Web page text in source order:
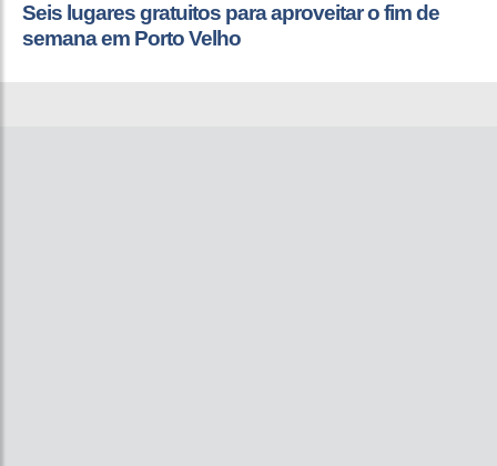
Seis lugares gratuitos para aproveitar o fim de
semana em Porto Velho